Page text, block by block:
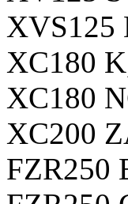
XVS125
XC180
XC180
XC200
FZR250